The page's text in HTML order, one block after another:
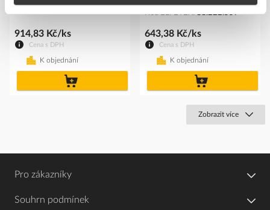
Cena s DPH
914,83 Kč/ks
K objednání
Kód ELFETEX 11.222.559
Cena s DPH
643,38 Kč/ks
K objednání
Zobrazit více
Pro zákazníky
Souhrn podmínek